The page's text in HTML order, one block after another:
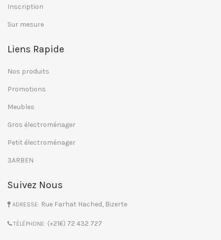
Inscription
Sur mesure
Liens Rapide
Nos produits
Promotions
Meubles
Gros électroménager
Petit électroménager
3ARBEN
Suivez Nous
ADRESSE: Rue Farhat Hached, Bizerte
TÉLÉPHONE: (+216) 72 432 727